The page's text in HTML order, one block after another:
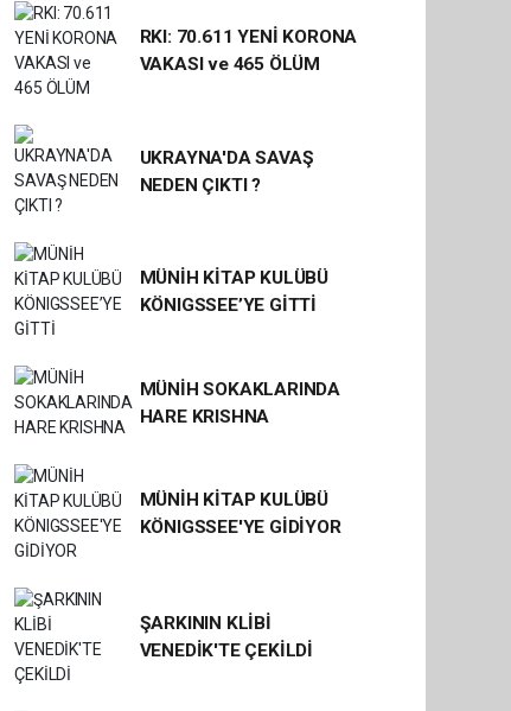
RKI: 70.611 YENİ KORONA
VAKASI ve 465 ÖLÜM
UKRAYNA'DA SAVAŞ
NEDEN ÇIKTI ?
MÜNİH KİTAP KULÜBÜ
KÖNIGSSEE’YE GİTTİ
MÜNİH SOKAKLARINDA
HARE KRISHNA
MÜNİH KİTAP KULÜBÜ
KÖNIGSSEE'YE GİDİYOR
ŞARKININ KLİBİ
VENEDİK'TE ÇEKİLDİ